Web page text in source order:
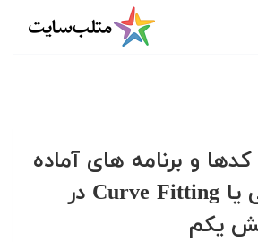
کدها و برنامه های آماده
برازش منحنی یا Curve Fitting در